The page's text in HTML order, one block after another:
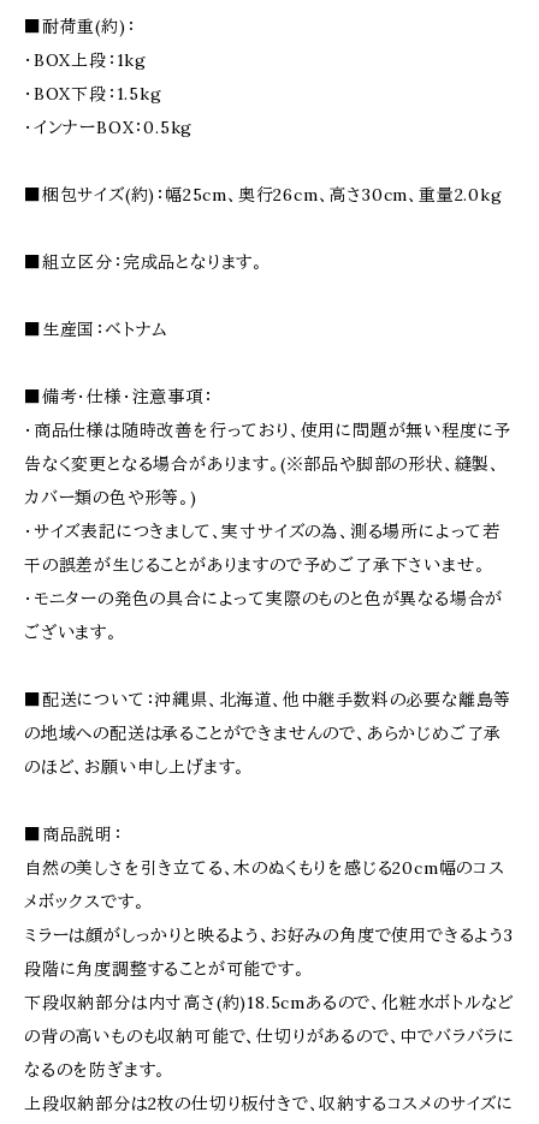
■耐荷重(約)：
・BOX上段：1kg
・BOX下段：1.5kg
・インナーBOX：0.5kg
■梱包サイズ(約)：幅25cm、奥行26cm、高さ30cm、重量2.0kg
■組立区分：完成品となります。
■生産国：ベトナム
■備考・仕様・注意事項：
・商品仕様は随時改善を行っており、使用に問題が無い程度に予
告なく変更となる場合があります。(※部品や脚部の形状、縫製、
カバー類の色や形等。)
・サイズ表記につきまして、実寸サイズの為、測る場所によって若
干の誤差が生じることがありますので予めご了承下さいませ。
・モニターの発色の具合によって実際のものと色が異なる場合が
ございます。
■配送について：沖縄県、北海道、他中継手数料の必要な離島等
の地域への配送は承ることができませんので、あらかじめご了承
のほど、お願い申し上げます。
■商品説明：
自然の美しさを引き立てる、木のぬくもりを感じる20cm幅のコス
メボックスです。
ミラーは顔がしっかりと映るよう、お好みの角度で使用できるよう3
段階に角度調整することが可能です。
下段収納部分は内寸高さ(約)18.5cmあるので、化粧水ボトルなど
の背の高いものも収納可能で、仕切りがあるので、中でバラバラに
なるのを防ぎます。
上段収納部分は2枚の仕切り板付きで、収納するコスメのサイズに